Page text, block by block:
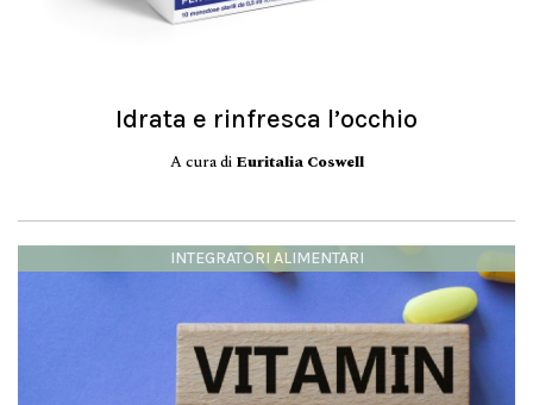
Idrata e rinfresca l’occhio
A cura di Euritalia Coswell
INTEGRATORI ALIMENTARI